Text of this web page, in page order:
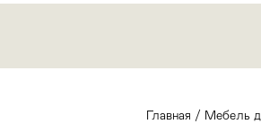
Главная / Мебель